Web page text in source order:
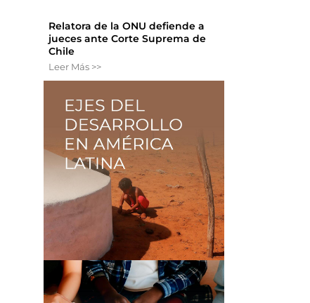
Relatora de la ONU defiende a
jueces ante Corte Suprema de
Chile
Leer Más >>